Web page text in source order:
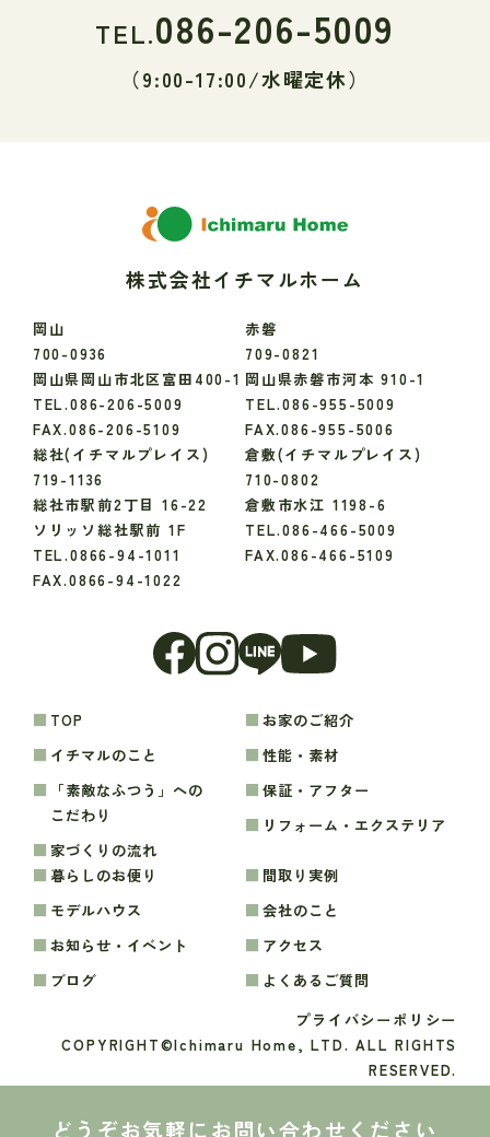
どうぞお気軽にお問い合わせください
TEL.086-206-5009
（9:00-17:00/水曜定休）
株式会社イチマルホーム
岡山
700-0936
岡山県岡山市北区富田400-1
TEL.086-206-5009
FAX.086-206-5109
赤磐
709-0821
岡山県赤磐市河本 910-1
TEL.086-955-5009
FAX.086-955-5006
総社(イチマルプレイス)
719-1136
総社市駅前2丁目 16-22
ソリッソ総社駅前 1F
TEL.0866-94-1011
FAX.0866-94-1022
倉敷(イチマルプレイス)
710-0802
倉敷市水江 1198-6
TEL.086-466-5009
FAX.086-466-5109
TOP
イチマルのこと
「素敵なふつう」への
こだわり
家づくりの流れ
お家のご紹介
性能・素材
保証・アフター
リフォーム・エクステリア
暮らしのお便り
モデルハウス
お知らせ・イベント
ブログ
間取り実例
会社のこと
アクセス
よくあるご質問
プライバシーポリシー
COPYRIGHT©Ichimaru Home, LTD. ALL RIGHTS
RESERVED.